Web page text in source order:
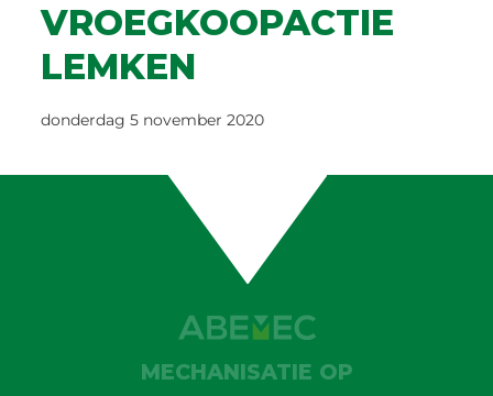
VROEGKOOPACTIE
LEMKEN
donderdag 5 november 2020
MECHANISATIE OP